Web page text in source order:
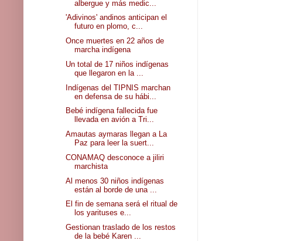
albergue y más medic...
'Adivinos' andinos anticipan el
futuro en plomo, c...
Once muertes en 22 años de
marcha indígena
Un total de 17 niños indígenas
que llegaron en la ...
Indígenas del TIPNIS marchan
en defensa de su hábi...
Bebé indígena fallecida fue
llevada en avión a Tri...
Amautas aymaras llegan a La
Paz para leer la suert...
CONAMAQ desconoce a jiliri
marchista
Al menos 30 niños indígenas
están al borde de una ...
El fin de semana será el ritual de
los yarituses e...
Gestionan traslado de los restos
de la bebé Karen ...